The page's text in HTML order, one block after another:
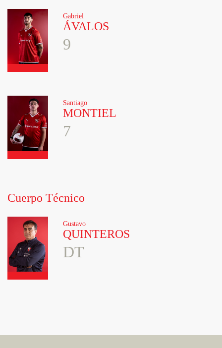
Gabriel
ÁVALOS
9
Santiago
MONTIEL
7
Cuerpo Técnico
Gustavo
QUINTEROS
DT